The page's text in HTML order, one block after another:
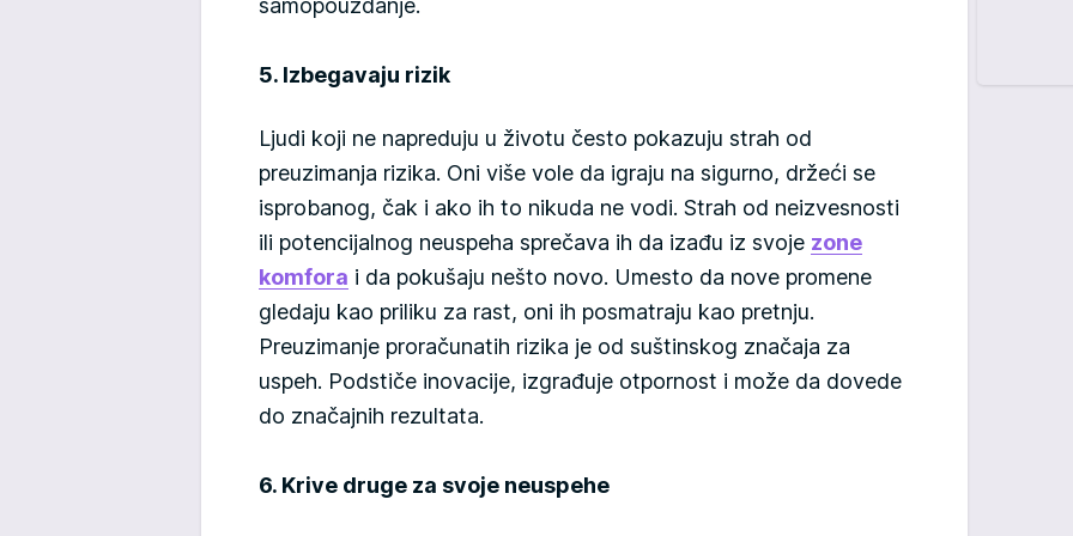
5. Izbegavaju rizik
Ljudi koji ne napreduju u životu često pokazuju strah od
preuzimanja rizika. Oni više vole da igraju na sigurno, držeći se
isprobanog, čak i ako ih to nikuda ne vodi. Strah od neizvesnosti
ili potencijalnog neuspeha sprečava ih da izađu iz svoje zone
komfora i da pokušaju nešto novo. Umesto da nove promene
gledaju kao priliku za rast, oni ih posmatraju kao pretnju.
Preuzimanje proračunatih rizika je od suštinskog značaja za
uspeh. Podstiče inovacije, izgrađuje otpornost i može da dovede
do značajnih rezultata.
6. Krive druge za svoje neuspehe